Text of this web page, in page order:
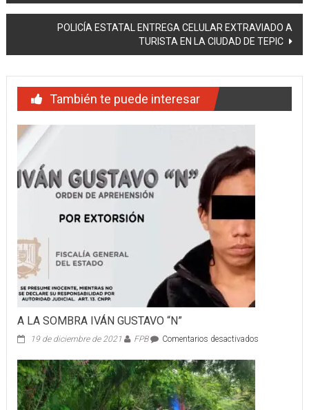
de
entradasPOLICÍA ESTATAL ENTREGA CELULAR EXTRAVIADO A
TURISTA EN LA CIUDAD DE TEPIC
También te puede interesar
A LA SOMBRA IVÁN GUSTAVO “N”
19 de diciembre de 2021 FPB Comentarios desactivadosen